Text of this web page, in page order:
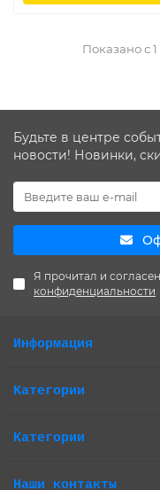
Показано с 1
Будьте в центре
новости! Новинки,
Я прочитал и
конфиденциальности
Информация
Категории
Категории
Наши контакты